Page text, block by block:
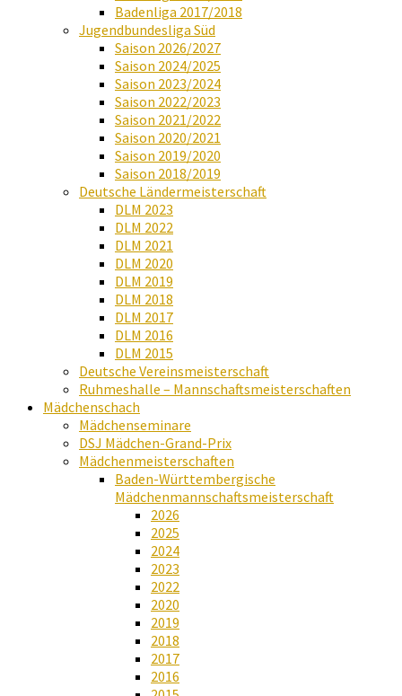
Badenliga 2017/2018
Jugendbundesliga Süd
Saison 2026/2027
Saison 2024/2025
Saison 2023/2024
Saison 2022/2023
Saison 2021/2022
Saison 2020/2021
Saison 2019/2020
Saison 2018/2019
Deutsche Ländermeisterschaft
DLM 2023
DLM 2022
DLM 2021
DLM 2020
DLM 2019
DLM 2018
DLM 2017
DLM 2016
DLM 2015
Deutsche Vereinsmeisterschaft
Ruhmeshalle – Mannschaftsmeisterschaften
Mädchenschach
Mädchenseminare
DSJ Mädchen-Grand-Prix
Mädchenmeisterschaften
Baden-Württembergische
Mädchenmannschaftsmeisterschaft
2026
2025
2024
2023
2022
2020
2019
2018
2017
2016